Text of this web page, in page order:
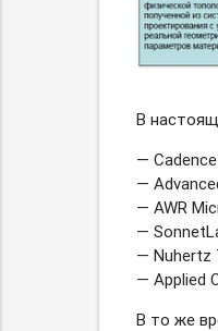
В
—
—
— AWR
—
— Nuhertz
— Applied
В то же